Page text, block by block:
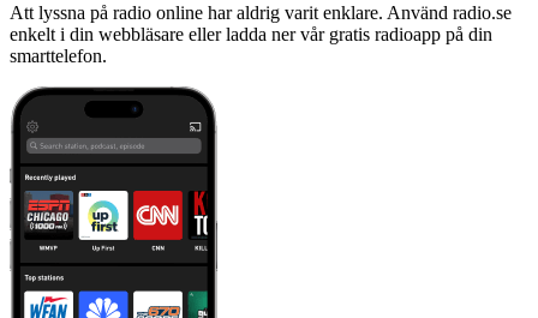
Att lyssna på radio online har aldrig varit enklare. Använd radio.se
enkelt i din webbläsare eller ladda ner vår gratis radioapp på din
smarttelefon.